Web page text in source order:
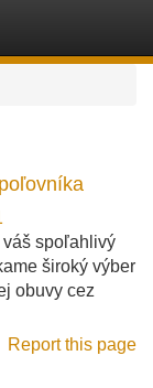
spoľahlivý
široký výber
obuvy cez
Report this page